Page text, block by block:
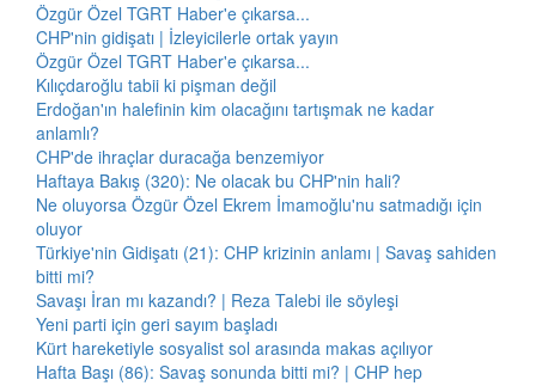
Özgür Özel TGRT Haber'e çıkarsa...
CHP'nin gidişatı | İzleyicilerle ortak yayın
Özgür Özel TGRT Haber'e çıkarsa...
Kılıçdaroğlu tabii ki pişman değil
Erdoğan'ın halefinin kim olacağını tartışmak ne kadar
anlamlı?
CHP'de ihraçlar duracağa benzemiyor
Haftaya Bakış (320): Ne olacak bu CHP'nin hali?
Ne oluyorsa Özgür Özel Ekrem İmamoğlu'nu satmadığı için
oluyor
Türkiye'nin Gidişatı (21): CHP krizinin anlamı | Savaş sahiden
bitti mi?
Savaşı İran mı kazandı? | Reza Talebi ile söyleşi
Yeni parti için geri sayım başladı
Kürt hareketiyle sosyalist sol arasında makas açılıyor
Hafta Başı (86): Savaş sonunda bitti mi? | CHP hep